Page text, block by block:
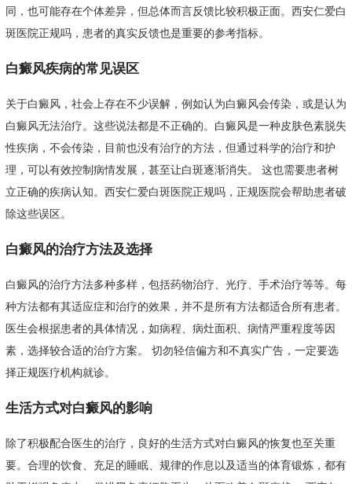
同，也可能存在个体差异，但总体而言反馈比较积极正面。西安仁爱白
斑医院正规吗，患者的真实反馈也是重要的参考指标。
白癜风疾病的常见误区
关于白癜风，社会上存在不少误解，例如认为白癜风会传染，或是认为
白癜风无法治疗。这些说法都是不正确的。白癜风是一种皮肤色素脱失
性疾病，不会传染，目前也没有治疗的方法，但通过科学的治疗和护
理，可以有效控制病情发展，甚至让白斑逐渐消失。 这也需要患者树
立正确的疾病认知。西安仁爱白斑医院正规吗，正规医院会帮助患者破
除这些误区。
白癜风的治疗方法及选择
白癜风的治疗方法多种多样，包括药物治疗、光疗、手术治疗等等。每
种方法都有其适应症和治疗的效果，并不是所有方法都适合所有患者。
医生会根据患者的具体情况，如病程、病灶面积、病情严重程度等因
素，选择较合适的治疗方案。 切勿轻信偏方和不真实广告，一定要选
择正规医疗机构就诊。
生活方式对白癜风的影响
除了积极配合医生的治疗，良好的生活方式对白癜风的恢复也至关重
要。合理的饮食、充足的睡眠、规律的作息以及适当的体育锻炼，都有